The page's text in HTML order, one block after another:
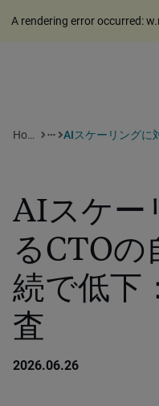
A rendering error occurred:
Home more_horiz
AIスケー
るCTOの
続で低下
査
2026.06.26